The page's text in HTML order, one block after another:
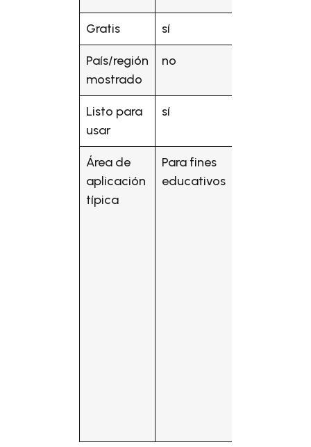
Gratis sí
País/región
mostrado
no
Listo para
usar
sí
Área de
aplicación
típica
Para fines
educativos